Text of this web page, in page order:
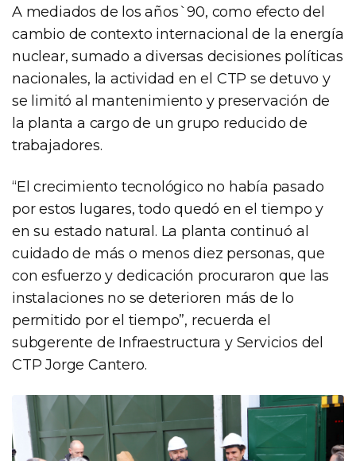
A mediados de los años`90, como efecto del
cambio de contexto internacional de la energía
nuclear, sumado a diversas decisiones políticas
nacionales, la actividad en el CTP se detuvo y
se limitó al mantenimiento y preservación de
la planta a cargo de un grupo reducido de
trabajadores.
“El crecimiento tecnológico no había pasado
por estos lugares, todo quedó en el tiempo y
en su estado natural. La planta continuó al
cuidado de más o menos diez personas, que
con esfuerzo y dedicación procuraron que las
instalaciones no se deterioren más de lo
permitido por el tiempo”, recuerda el
subgerente de Infraestructura y Servicios del
CTP Jorge Cantero.